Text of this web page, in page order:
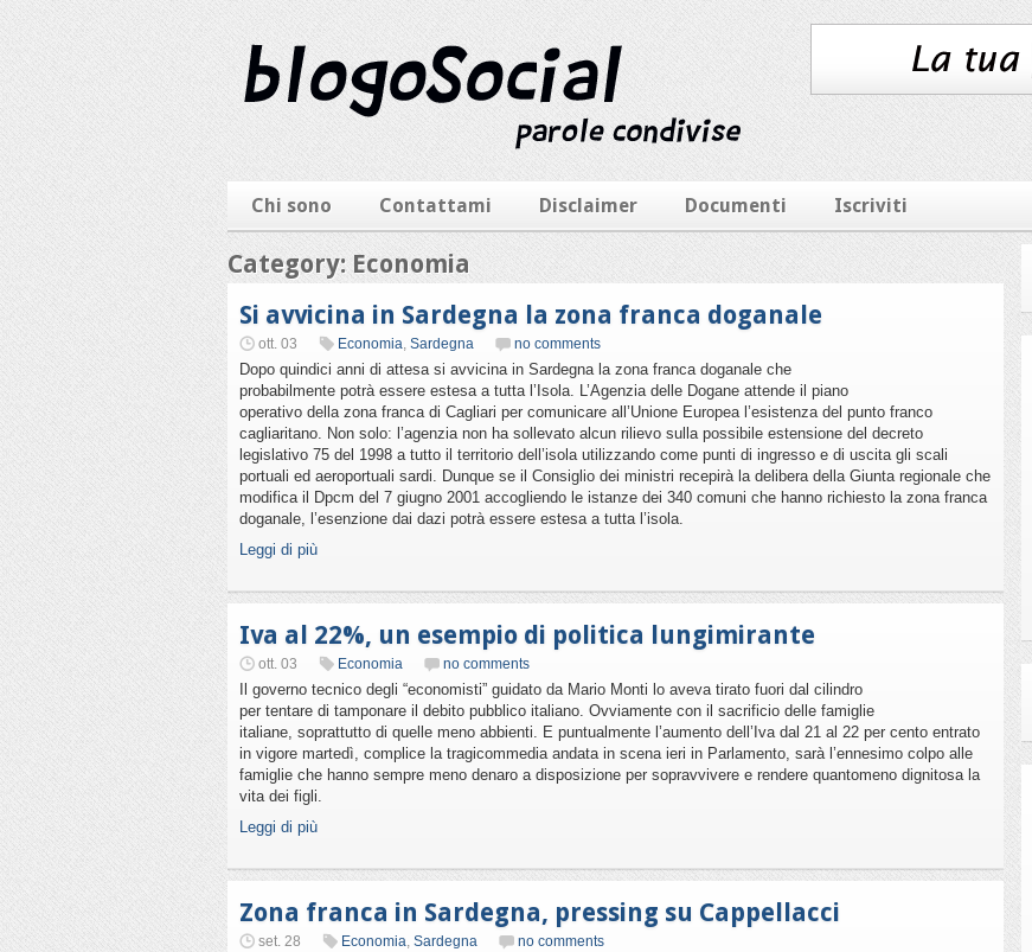
Chi sono Contattami Disclaimer Documenti Iscriviti
Category: Economia
Si avvicina in Sardegna la zona franca doganale
ott. 03 Economia, Sardegna no comments
Dopo quindici anni di attesa si avvicina in Sardegna la zona franca doganale che
probabilmente potrà essere estesa a tutta l’Isola. L’Agenzia delle Dogane attende il piano
operativo della zona franca di Cagliari per comunicare all’Unione Europea l’esistenza del punto franco
cagliaritano. Non solo: l’agenzia non ha sollevato alcun rilievo sulla possibile estensione del decreto
legislativo 75 del 1998 a tutto il territorio dell’isola utilizzando come punti di ingresso e di uscita gli scali
portuali ed aeroportuali sardi. Dunque se il Consiglio dei ministri recepirà la delibera della Giunta regionale che
modifica il Dpcm del 7 giugno 2001 accogliendo le istanze dei 340 comuni che hanno richiesto la zona franca
doganale, l’esenzione dai dazi potrà essere estesa a tutta l’isola.
Leggi di più
Iva al 22%, un esempio di politica lungimirante
ott. 03 Economia no comments
Il governo tecnico degli “economisti” guidato da Mario Monti lo aveva tirato fuori dal cilindro
per tentare di tamponare il debito pubblico italiano. Ovviamente con il sacrificio delle famiglie
italiane, soprattutto di quelle meno abbienti. E puntualmente l’aumento dell’Iva dal 21 al 22 per cento entrato
in vigore martedì, complice la tragicommedia andata in scena ieri in Parlamento, sarà l’ennesimo colpo alle
famiglie che hanno sempre meno denaro a disposizione per sopravvivere e rendere quantomeno dignitosa la
vita dei figli.
Leggi di più
Zona franca in Sardegna, pressing su Cappellacci
set. 28 Economia, Sardegna no comments